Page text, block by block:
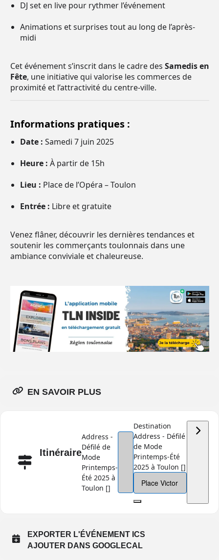
DJ set en live pour rythmer l’événement
Animations et surprises tout au long de l’après-
midi
Cet événement s’inscrit dans le cadre des Samedis en
Fête, une initiative qui valorise les commerces de
proximité et l’attractivité du centre-ville.
Informations pratiques :
Date : Samedi 7 juin 2025
Heure : À partir de 15h
Lieu : Place de l’Opéra – Toulon
Entrée : Libre et gratuite
Venez flâner, découvrir les dernières tendances et
soutenir les commerçants toulonnais dans une
ambiance conviviale et chaleureuse.
EN SAVOIR PLUS
Itinéraire
Address -
Défilé de
Mode
Printemps-
Été 2025 à
Toulon []
Destination
Address - Défilé
de Mode
Printemps-Été
2025 à Toulon []
EXPORTER L'ÉVÉNEMENT ICS
AJOUTER DANS GOOGLECAL